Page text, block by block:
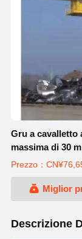
Gru a cavalletto
massima di 30
personalizzata
Prezzo：
Miglior
Descrizione